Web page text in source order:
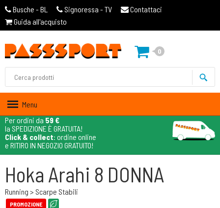
Busche - BL Signoressa - TV
Contattaci
Guida all'acquisto
0
Menu
Per ordini da 59 €
la SPEDIZIONE È GRATUITA!
Click & collect: ordine online
e RITIRO IN NEGOZIO GRATUITO!
Hoka Arahi 8 DONNA
Running > Scarpe Stabili
PROMOZIONE